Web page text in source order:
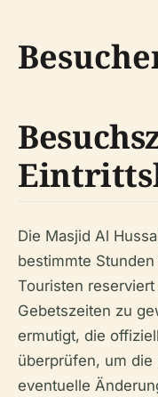
Die Masjid Al
bestimmte
Touristen
Gebetszeiten zu
ermutigt, die
überprüfen, um
eventuelle